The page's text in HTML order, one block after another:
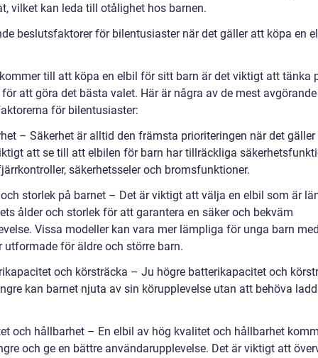
vilket kan leda till otålighet hos barnen.
beslutsfaktorer för bilentusiaster när det gäller att köpa en
till att köpa en elbil för sitt barn är det viktigt att tänka
att göra det bästa valet. Här är några av de mest avgörande
för bilentusiaster:
– Säkerhet är alltid den främsta prioriteringen när det gäller
att se till att elbilen för barn har tillräckliga
säkerhetsseler och bromsfunktioner.
storlek på barnet – Det är viktigt att välja en elbil som är
ålder och storlek för att garantera en säker och bekväm
Vissa modeller kan vara mer lämpliga för unga barn
utformade för äldre och större barn.
och körsträcka – Ju högre batterikapacitet och
kan barnet njuta av sin körupplevelse utan att behöva
och hållbarhet – En elbil av hög kvalitet och hållbarhet
och ge en bättre användarupplevelse. Det är viktigt att